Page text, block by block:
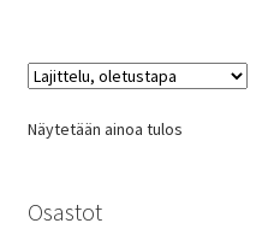
Näytetään ainoa tulos
Osastot